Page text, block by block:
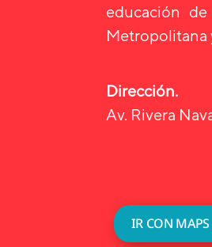
educación
Metropolitana
Dirección.
Av. Rivera
IR CON MAPS